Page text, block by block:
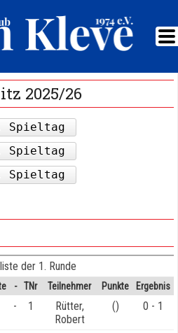
2025/26
Spieltag
Spieltag
Spieltag
der 1. Runde
- TNr Teilnehmer Punkte Ergebnis
- 1
Rütter,
Robert
() 0 - 1